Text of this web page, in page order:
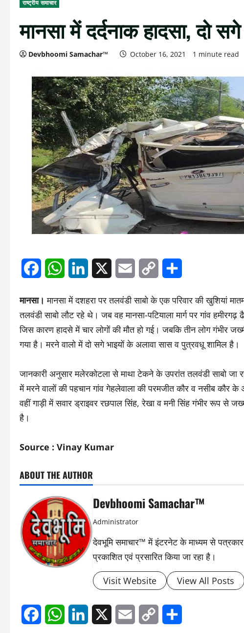
राष्ट्रीय समाचार
मानसा में दर्दनाक हादसा, दो
Devbhoomi Samachar™ October 16, 2021 1 minute read
FacebookWhatsAppLinkedIn Email
Copy
मानसा। मानसा में दशहरा पर तलवंडी साबो के एक परिवार की खुशियां
तलवंडी साबो लौट रहे थे। जब वह मानसा-पटियाला मार्ग पर गांव
जिस कारण हादसे में चार लोगों की मौत हो गई। जबकि तीन लोग गंभीर
गया है। मरने वालो में दो सगे भाइयों के अलावा सास व पुत्रवधू शामिल है।
जानकारी अनुसार मलेरकोटला से माथा टेकने के उपरांत तलवंडी साबो
में मरने वालों की पहचान गांव गेहलेवाला की परमजीत कौर व नसीब कौर
वहीं गाड़ी में सवार ड्राइवर रछपाल सिंह, रेखा व मनी सिंह गंभीर रूप से
है।
Source : Vinay Kumar
ABOUT THE AUTHOR
Devbhoomi Samachar™
Administrator
देवभूमि समाचार™ में इंटरनेट के माध्यम से
प्रकाशित एवं प्रसारित किया जा रहा है।
Visit Website View All Posts
FacebookWhatsAppLinkedIn Email
Copy